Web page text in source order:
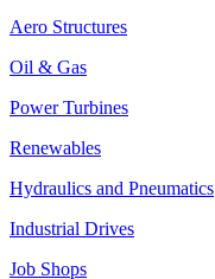
Aero Structures
Oil & Gas
Power Turbines
Renewables
Hydraulics and Pneumatics
Industrial Drives
Job Shops